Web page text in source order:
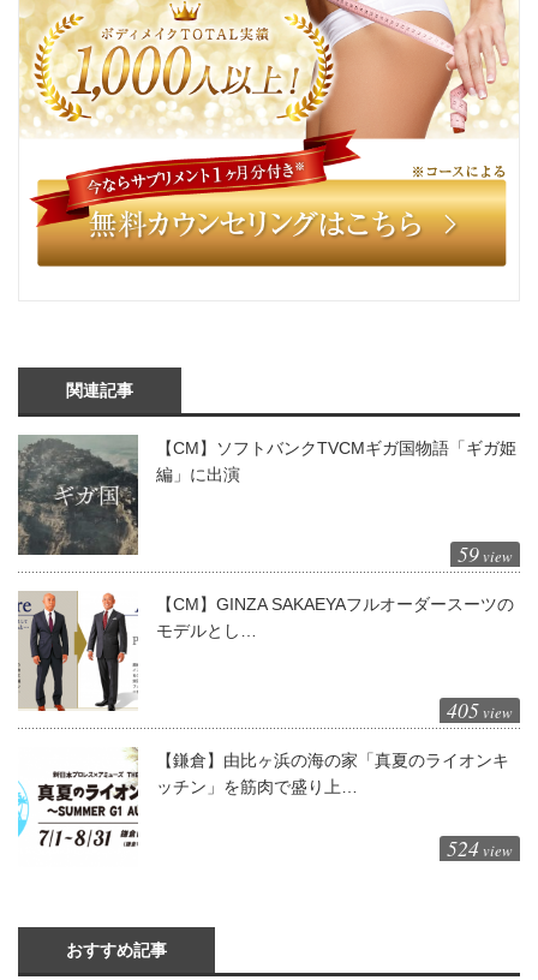
関連記事
【CM】ソフトバンクTVCMギガ国物語「ギガ姫
編」に出演
59 view
【CM】GINZA SAKAEYAフルオーダースーツの
モデルとし…
405 view
【鎌倉】由比ヶ浜の海の家「真夏のライオンキ
ッチン」を筋肉で盛り上…
524 view
おすすめ記事